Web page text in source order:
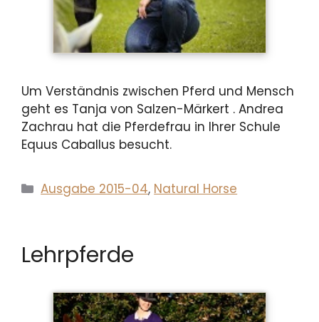
Um Verständnis zwischen Pferd und Mensch
geht es Tanja von Salzen-Märkert . Andrea
Zachrau hat die Pferdefrau in Ihrer Schule
Equus Caballus besucht.
Kategorien
Ausgabe 2015-04, Natural Horse
Lehrpferde